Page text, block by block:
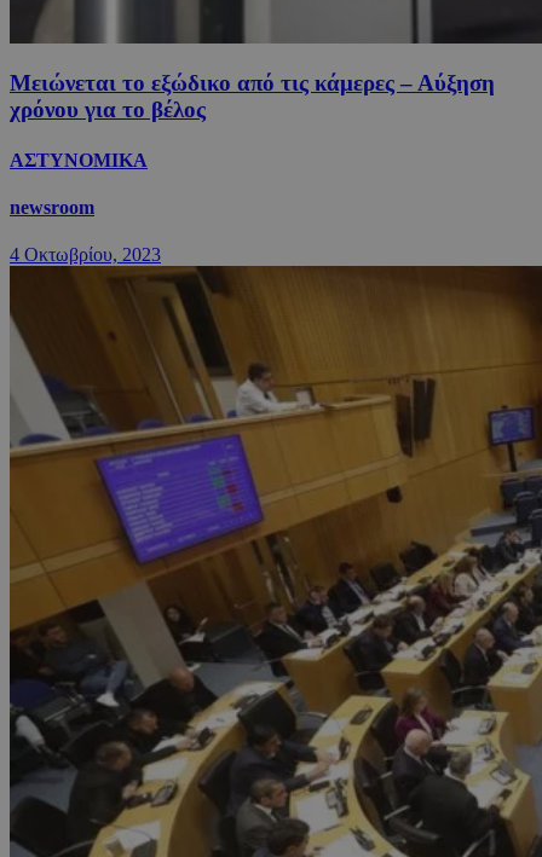
Μειώνεται το εξώδικο από τις κάμερες – Αύξηση
χρόνου για το βέλος
ΑΣΤΥΝΟΜΙΚΑ
newsroom
4 Οκτωβρίου, 2023